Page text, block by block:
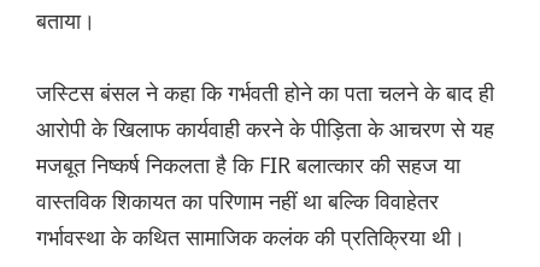
बताया।
जस्टिस बंसल ने कहा कि गर्भवती होने का पता चलने के बाद ही
आरोपी के खिलाफ कार्यवाही करने के पीड़िता के आचरण से यह
मजबूत निष्कर्ष निकलता है कि FIR बलात्कार की सहज या
वास्तविक शिकायत का परिणाम नहीं था बल्कि विवाहेतर
गर्भावस्था के कथित सामाजिक कलंक की प्रतिक्रिया थी।